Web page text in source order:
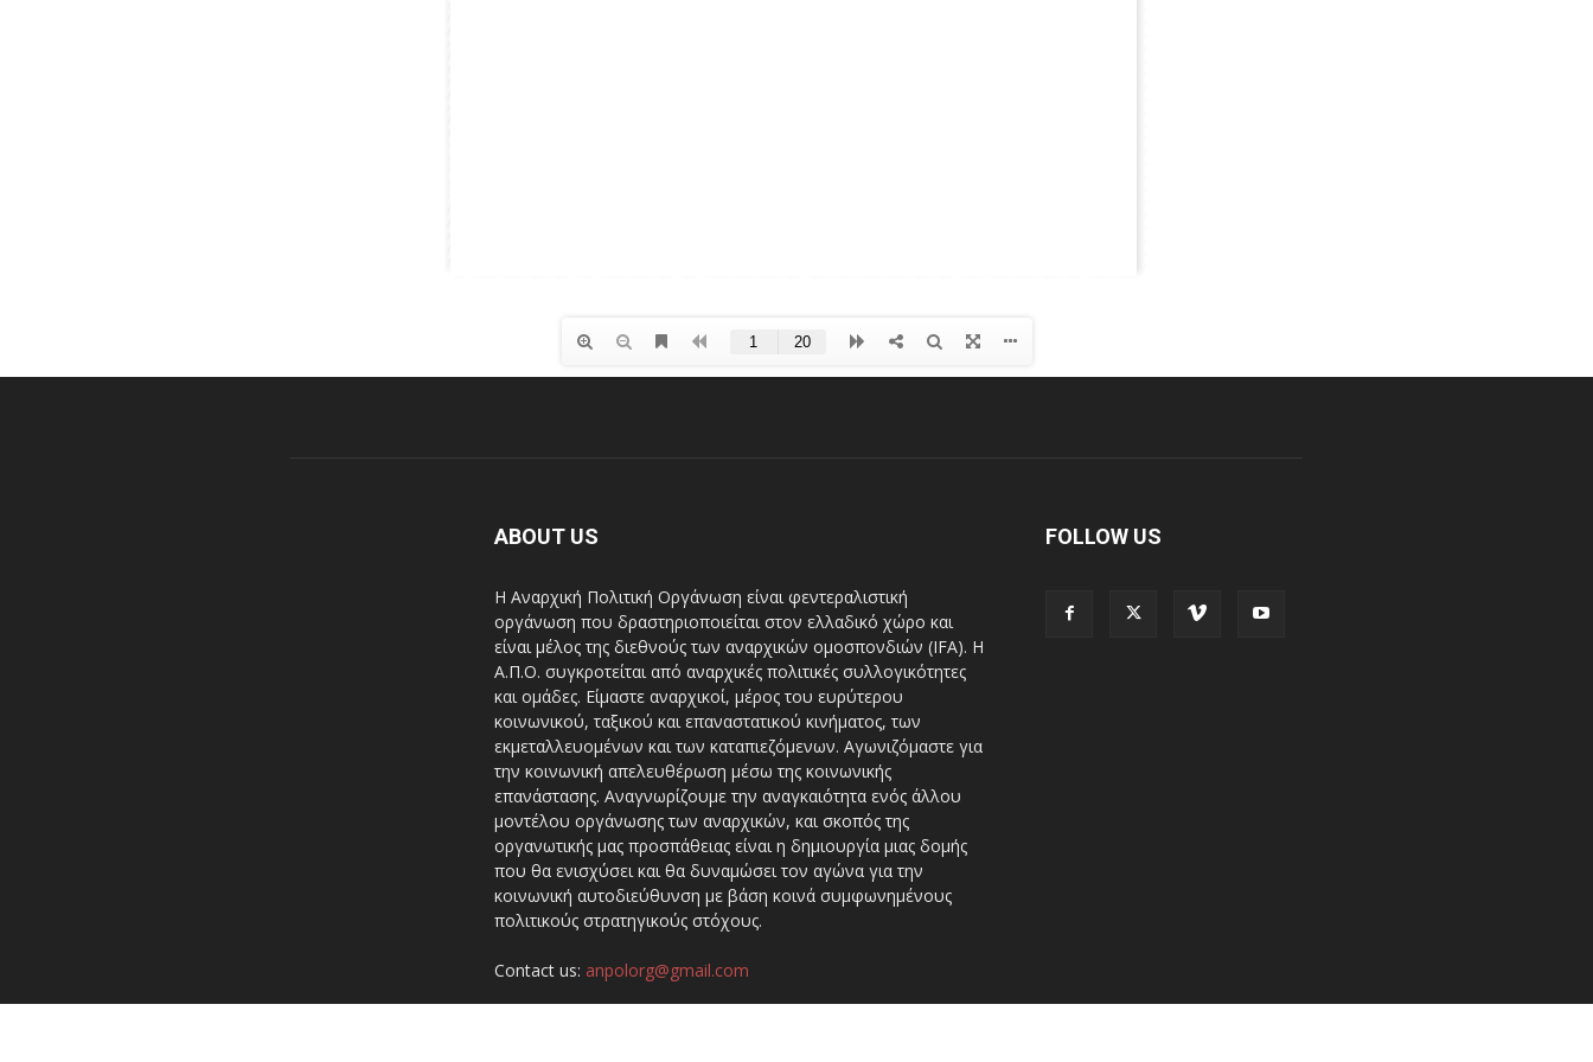
ABOUT US
Η Αναρχική Πολιτική Οργάνωση είναι φεντεραλιστική
οργάνωση που δραστηριοποιείται στον ελλαδικό χώρο και
είναι μέλος της διεθνούς των αναρχικών ομοσπονδιών (IFA). H
A.Π.Ο. συγκροτείται από αναρχικές πολιτικές συλλογικότητες
και ομάδες. Είμαστε αναρχικοί, μέρος του ευρύτερου
κοινωνικού, ταξικού και επαναστατικού κινήματος, των
εκμεταλλευομένων και των καταπιεζόμενων. Αγωνιζόμαστε για
την κοινωνική απελευθέρωση μέσω της κοινωνικής
επανάστασης. Αναγνωρίζουμε την αναγκαιότητα ενός άλλου
μοντέλου οργάνωσης των αναρχικών, και σκοπός της
οργανωτικής μας προσπάθειας είναι η δημιουργία μιας δομής
που θα ενισχύσει και θα δυναμώσει τον αγώνα για την
κοινωνική αυτοδιεύθυνση με βάση κοινά συμφωνημένους
πολιτικούς στρατηγικούς στόχους.
Contact us: anpolorg@gmail.com
FOLLOW US